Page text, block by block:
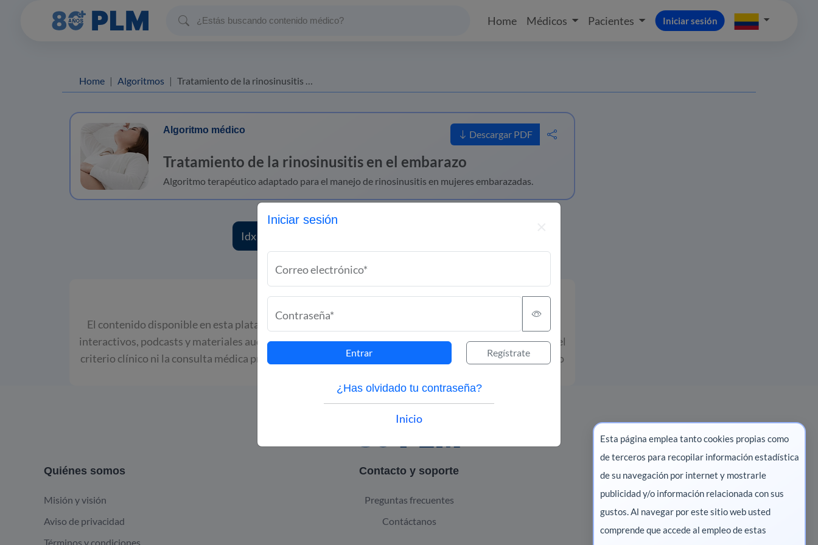
Home Médicos Pacientes Iniciar sesión
Home Algoritmos Tratamiento de la rinosinusitis en el embarazo
Algoritmo médico Descargar PDF
Tratamiento de la rinosinusitis en el embarazo
Algoritmo terapéutico adaptado para el manejo de rinosinusitis en mujeres embarazadas.
Idx de rinosinusitis en el embarazo
El contenido disponible en esta plataforma, incluyendo calculadoras, atlas, algoritmos, casos clínicos
interactivos, podcasts y materiales audiovisuales es de carácter informativo y educativo. No sustituye el
criterio clínico ni la consulta médica profesional. El uso de la información es responsabilidad del usuario
Iniciar sesión
Correo electrónico*
Contraseña*
Entrar Regístrate
¿Has olvidado tu contraseña?
Inicio
Quiénes somos
Misión y visión
Aviso de privacidad
Términos y condiciones
Contacto y soporte
Preguntas frecuentes
Contáctanos
Marketing digital
Pharma
Esta página emplea tanto cookies propias como
de terceros para recopilar información estadística
de su navegación por internet y mostrarle
publicidad y/o información relacionada con sus
gustos. Al navegar por este sitio web usted
comprende que accede al empleo de estas